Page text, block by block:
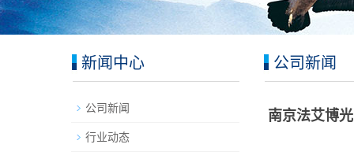
公司新闻
南京法艾博
新闻中心
公司新闻
行业动态